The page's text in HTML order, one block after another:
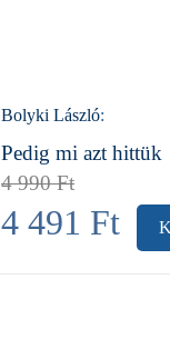
Bolyki László:
Pedig mi azt hittük
4 990Ft
4 491 Ft